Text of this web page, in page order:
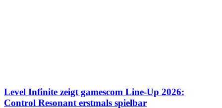
Level Infinite zeigt gamescom Line-Up 2026:
Control Resonant erstmals spielbar